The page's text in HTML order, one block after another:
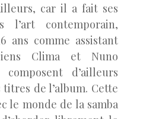
car il a fait ses
l’art contemporain,
ans comme assistant
Clima et Nuno
composent d’ailleurs
de l’album. Cette
le monde de la samba